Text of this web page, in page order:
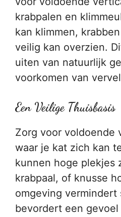
krabpalen en
kan klimmen,
veilig kan overzien.
uiten van natuurlijk
voorkomen van
Een Veilige Thuisbasis
Zorg voor voldoende
waar je kat zich kan
kunnen hoge plekjes
krabpaal, of knusse
omgeving vermindert
bevordert een